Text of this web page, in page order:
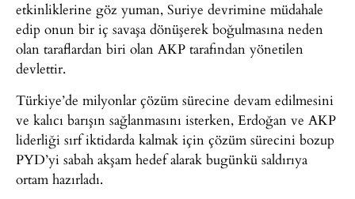
etkinliklerine göz yuman, Suriye devrimine müdahale
edip onun bir iç savaşa dönüşerek boğulmasına neden
olan taraflardan biri olan AKP tarafından yönetilen
devlettir.
Türkiye’de milyonlar çözüm sürecine devam edilmesini
ve kalıcı barışın sağlanmasını isterken, Erdoğan ve AKP
liderliği sırf iktidarda kalmak için çözüm sürecini bozup
PYD’yi sabah akşam hedef alarak bugünkü saldırıya
ortam hazırladı.